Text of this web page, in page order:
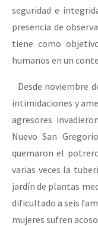
seguridad e
presencia de
tiene como
humanos en un
Desde noviembre
intimidaciones y
agresores
Nuevo San
quemaron el
varias veces la
jardín de plantas
dificultado a seis
mujeres sufren